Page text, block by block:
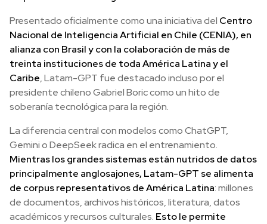
Presentado oficialmente como una iniciativa del Centro
Nacional de Inteligencia Artificial en Chile (CENIA), en
alianza con Brasil y con la colaboración de más de
treinta instituciones de toda América Latina y el
Caribe, Latam-GPT fue destacado incluso por el
presidente chileno Gabriel Boric como un hito de
soberanía tecnológica para la región.
La diferencia central con modelos como ChatGPT,
Gemini o DeepSeek radica en el entrenamiento.
Mientras los grandes sistemas están nutridos de datos
principalmente anglosajones, Latam-GPT se alimenta
de corpus representativos de América Latina: millones
de documentos, archivos históricos, literatura, datos
académicos y recursos culturales. Esto le permite